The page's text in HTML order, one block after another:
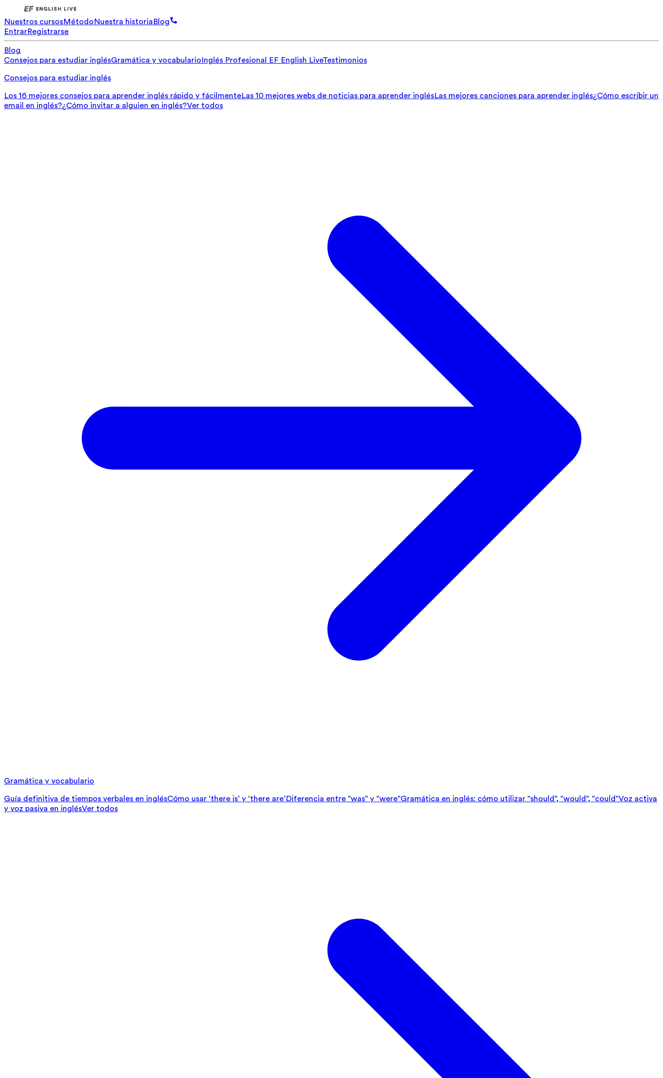
Nuestros cursosMétodoNuestra historiaBlog
EntrarRegistrarse
Blog
Consejos para estudiar inglésGramática y vocabularioInglés Profesional EF English LiveTestimonios
Consejos para estudiar inglés
Los 16 mejores consejos para aprender inglés rápido y fácilmenteLas 10 mejores webs de noticias para aprender inglésLas mejores canciones para aprender inglés¿Cómo escribir un
email en inglés?¿Cómo invitar a alguien en inglés?Ver todos
Gramática y vocabulario
Guía definitiva de tiempos verbales en inglésCómo usar ‘there is’ y ‘there are’Diferencia entre "was" y "were"Gramática en inglés: cómo utilizar "should", "would", "could"Voz activa
y voz pasiva en inglésVer todos